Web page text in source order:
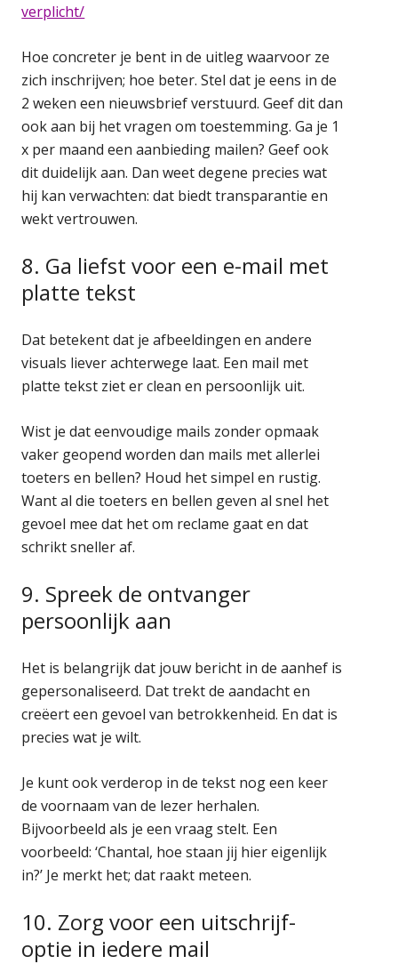
verplicht/
Hoe concreter je bent in de uitleg waarvoor ze
zich inschrijven; hoe beter. Stel dat je eens in de
2 weken een nieuwsbrief verstuurd. Geef dit dan
ook aan bij het vragen om toestemming. Ga je 1
x per maand een aanbieding mailen? Geef ook
dit duidelijk aan. Dan weet degene precies wat
hij kan verwachten: dat biedt transparantie en
wekt vertrouwen.
8. Ga liefst voor een e-mail met
platte tekst
Dat betekent dat je afbeeldingen en andere
visuals liever achterwege laat. Een mail met
platte tekst ziet er clean en persoonlijk uit.
Wist je dat eenvoudige mails zonder opmaak
vaker geopend worden dan mails met allerlei
toeters en bellen? Houd het simpel en rustig.
Want al die toeters en bellen geven al snel het
gevoel mee dat het om reclame gaat en dat
schrikt sneller af.
9. Spreek de ontvanger
persoonlijk aan
Het is belangrijk dat jouw bericht in de aanhef is
gepersonaliseerd. Dat trekt de aandacht en
creëert een gevoel van betrokkenheid. En dat is
precies wat je wilt.
Je kunt ook verderop in de tekst nog een keer
de voornaam van de lezer herhalen.
Bijvoorbeeld als je een vraag stelt. Een
voorbeeld: ‘Chantal, hoe staan jij hier eigenlijk
in?’ Je merkt het; dat raakt meteen.
10. Zorg voor een uitschrijf-
optie in iedere mail